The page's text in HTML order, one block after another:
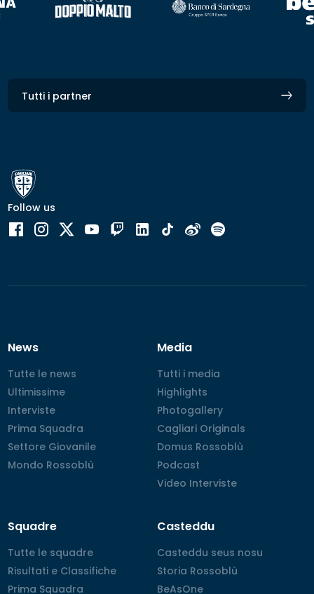
Tutti i partner
Follow us
News
Tutte le news
Tutte le news
Ultimissime
Ultimissime
Interviste
Interviste
Prima Squadra
Prima Squadra
Settore Giovanile
Settore Giovanile
Mondo Rossoblù
Mondo Rossoblù
Media
Tutti i media
Tutti i media
Highlights
Highlights
Photogallery
Photogallery
Cagliari Originals
Cagliari Originals
Domus Rossoblù
Domus Rossoblù
Podcast
Podcast
Video Interviste
Video Interviste
Squadre
Tutte le squadre
Tutte le squadre
Risultati e Classifiche
Risultati e Classifiche
Prima Squadra
Prima Squadra
Casteddu
Casteddu seus nosu
Casteddu seus nosu
Storia Rossoblù
Storia Rossoblù
BeAsOne
BeAsOne